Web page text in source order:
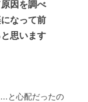
因を調べ
なって前
思います
と心配だったの